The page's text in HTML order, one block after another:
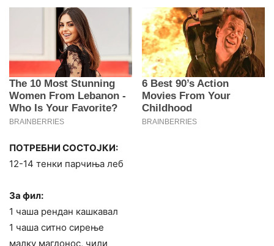
ПОТРЕБНИ СОСТОЈКИ:
12-14 тенки парчиња леб
За фил:
1 чаша рендан кашкавал
1 чаша ситно сирење
малку магдонос, чили